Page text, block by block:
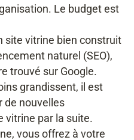
Le budget est
site vitrine bien construit
naturel (SEO),
trouvé sur Google.
grandissent, il est
de nouvelles
vitrine par la suite.
vous offrez à votre